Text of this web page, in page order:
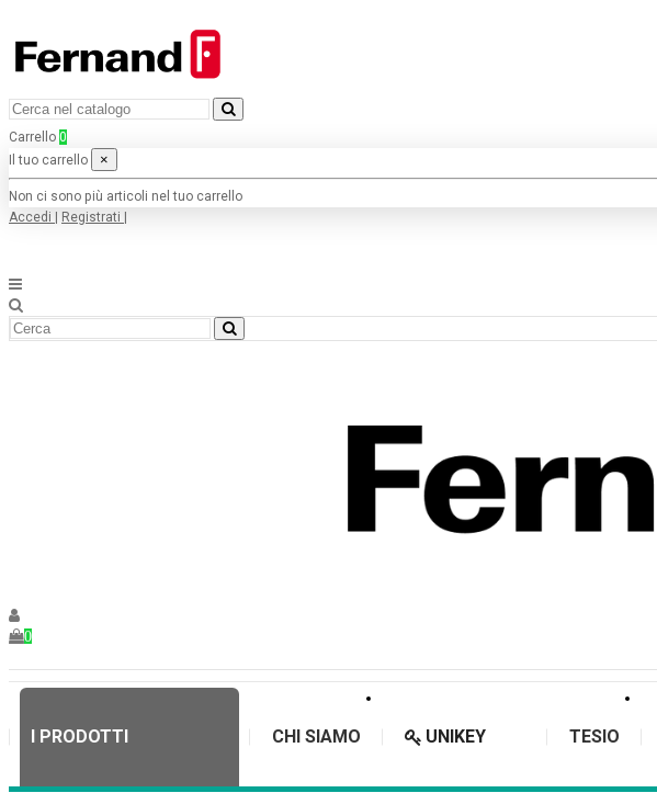
Carrello 0
Il tuo carrello
×
Non ci sono più articoli nel tuo carrello
Accedi
Registrati
0
I PRODOTTI CHI SIAMO UNIKEY TESIO